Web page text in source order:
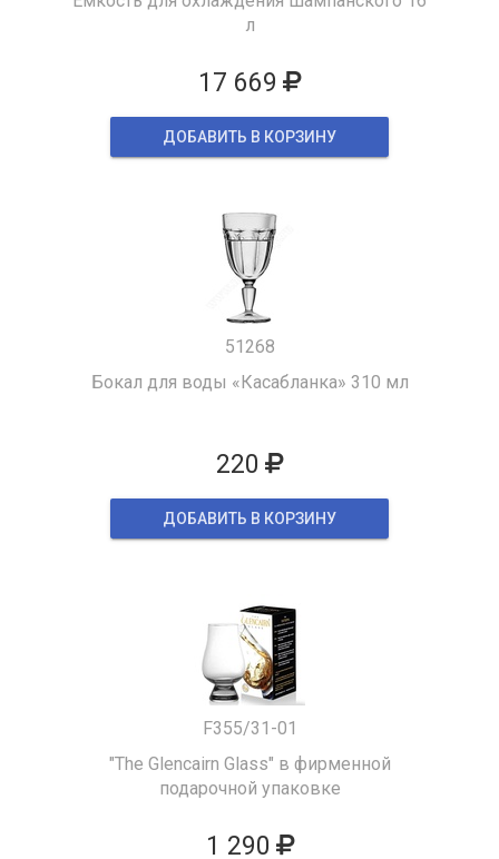
л
17 669
ДОБАВИТЬ В КОРЗИНУ
51268
Бокал для воды «Касабланка» 310 мл
220
ДОБАВИТЬ В КОРЗИНУ
F355/31-01
"The Glencairn Glass" в фирменной
подарочной упаковке
1 290